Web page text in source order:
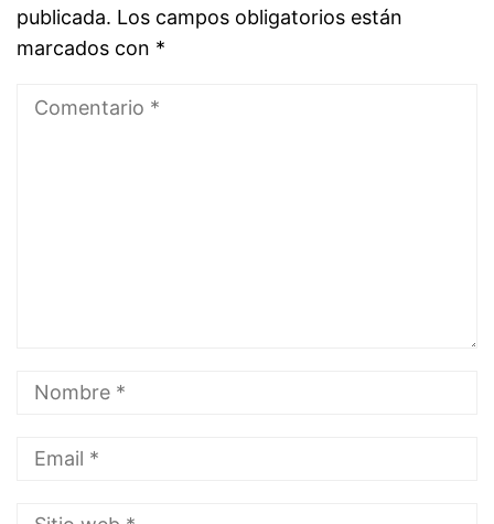
publicada. Los campos obligatorios están
marcados con *